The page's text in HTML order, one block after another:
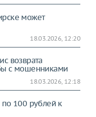
может
18.03.2026, 12:20
возврата
с мошенниками
18.03.2026, 12:18
100 рублей к